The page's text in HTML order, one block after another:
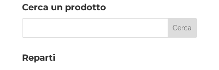
Cerca un prodotto
Reparti